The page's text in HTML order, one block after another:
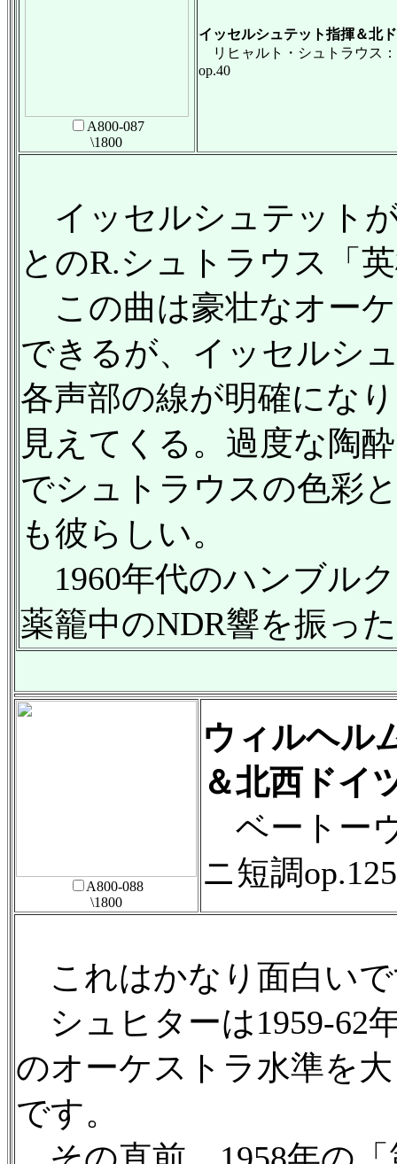
A800-087
\1800
イッセルシュテット指揮＆北
リヒャルト・シュトラウス
op.40
イッセルシュテット
とのR.シュトラウス「
この曲は豪壮なオー
できるが、イッセルシ
各声部の線が明確にな
見えてくる。過度な陶
でシュトラウスの色彩
も彼らしい。
1960年代のハンブル
薬籠中のNDR響を振っ
A800-088
\1800
ウィルヘル
＆北西ドイ
ベートー
ニ短調
これはかなり面白い
シュヒターは1959-62
のオーケストラ水準を
です。